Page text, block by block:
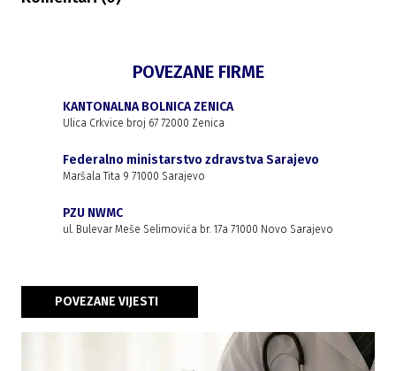
POVEZANE FIRME
KANTONALNA BOLNICA ZENICA
Ulica Crkvice broj 67 72000 Zenica
Federalno ministarstvo zdravstva Sarajevo
Maršala Tita 9 71000 Sarajevo
PZU NWMC
ul. Bulevar Meše Selimovića br. 17a 71000 Novo Sarajevo
POVEZANE VIJESTI